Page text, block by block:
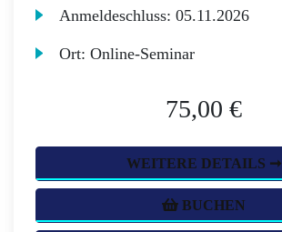
Anmeldeschluss:05.11.2026
Ort:Online-Seminar
75,00 €
WEITERE DETAILS ➞
BUCHEN